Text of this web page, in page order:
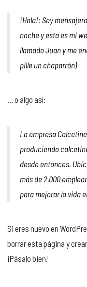
¡Hola!: Soy
noche y esta es mi
llamado Juan y me
pille un chaparrón)
… o algo así:
La empresa
produciendo
desde entonces.
más de 2.000
para mejorar la vida
Si eres nuevo en
borrar esta página y
¡Pásalo bien!